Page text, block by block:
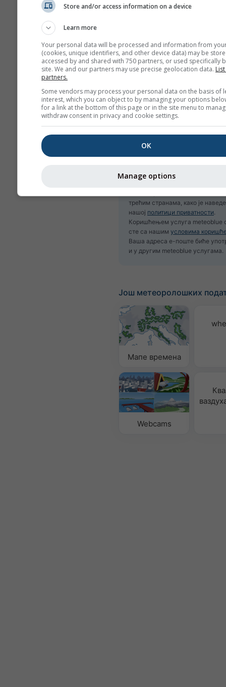
Пријави се на билтен
трећим странама, како је
нашој политици приватности.
Коришћењем услуга meteoblue
сте са нашим условима
Ваша адреса е-поште биће
и у другим meteoblue услугама.
Још метеоролошких
Мапе времена
Webcams
Store and/or access information on a device
Learn more
Your personal data will be processed and information from
(cookies, unique identifiers, and other device data) may be
accessed by and shared with 750 partners, or used specifically
site. We and our partners may use precise geolocation data.
partners.
Some vendors may process your personal data on the basis of
interest, which you can object to by managing your options
for a link at the bottom of this page or in the site menu to
withdraw consent in privacy and cookie settings.
OK
Manage options